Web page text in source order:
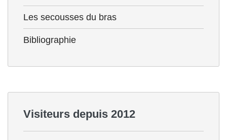
Les secousses du bras
Bibliographie
Visiteurs depuis 2012